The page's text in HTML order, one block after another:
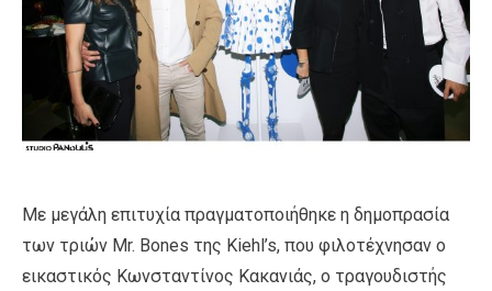
Με μεγάλη επιτυχία πραγματοποιήθηκε η δημοπρασία
των τριών Mr. Bones της Kiehl’s, που φιλοτέχνησαν ο
εικαστικός Κωνσταντίνος Κακανιάς, ο τραγουδιστής